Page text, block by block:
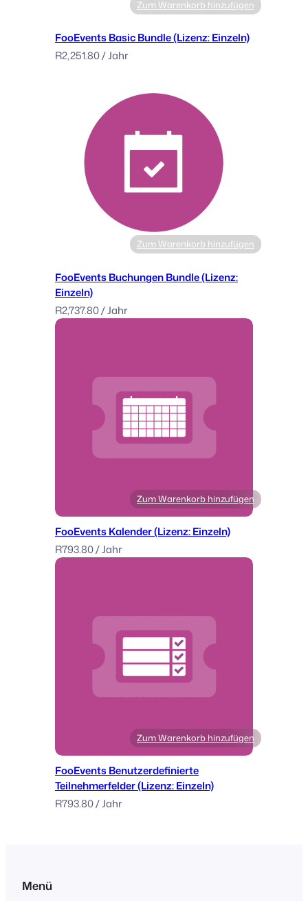
:
M
e
Zum Warenkorb hinzufügen
FooEvents Basic Bundle (Lizenz: Einzeln)
R2,251.80/ Jahr
Zum Warenkorb hinzufügen
FooEvents Buchungen Bundle (Lizenz:
Einzeln)
R2,737.80/ Jahr
Zum Warenkorb hinzufügen
FooEvents Kalender (Lizenz: Einzeln)
R793.80/ Jahr
Zum Warenkorb hinzufügen
FooEvents Benutzerdefinierte
Teilnehmerfelder (Lizenz: Einzeln)
R793.80/ Jahr
Menü